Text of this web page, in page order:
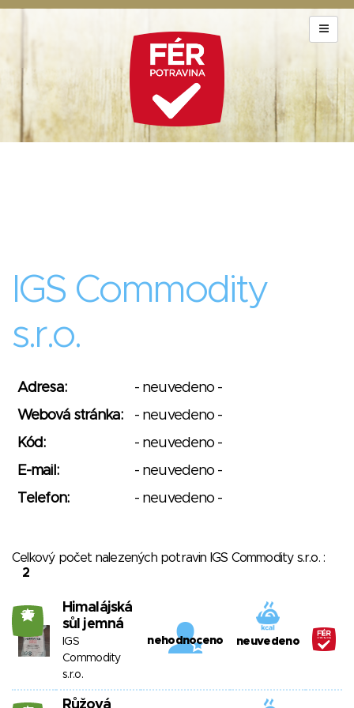
IGS Commodity
s.r.o.
Adresa:
- neuvedeno -
Webová stránka:
- neuvedeno -
Kód:
- neuvedeno -
E-mail:
- neuvedeno -
Telefon:
- neuvedeno -
Celkový počet nalezených potravin IGS Commodity s.r.o. :
2
25
Himalájská
sůl jemná
IGS
Commodity
s.r.o.
nehodnoceno neuvedeno
Růžová